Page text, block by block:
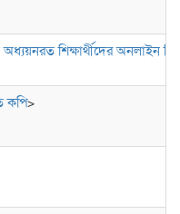
অধ্যয়নরত শিক্ষার্থীদের অনলাইন
কপি>